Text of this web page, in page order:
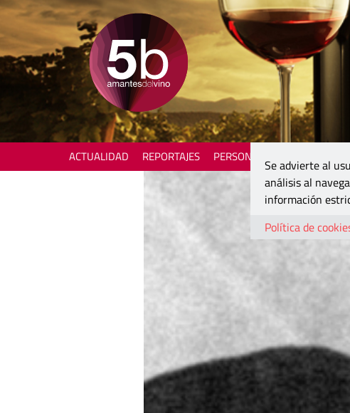
ACTUALIDAD REPORTAJES PERSONAJES
Se advierte al
análisis al
información
Política de